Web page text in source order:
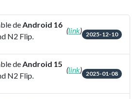
deAndroid 16
N2 Flip.
(link) 2025-12-10
deAndroid 15
N2 Flip.
(link) 2025-01-08